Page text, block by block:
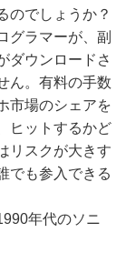
のでしょうか？
グラマーが、副
ダウンロードさ
ん。有料の手数
市場のシェアを
ヒットするかど
リスクが大きす
でも参入できる
年代のソニ